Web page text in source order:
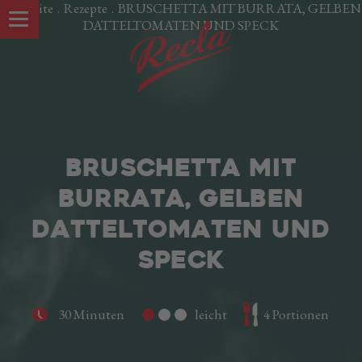
Startseite . Rezepte . BRUSCHETTA MIT BURRATA, GELBEN
DATTELTOMATEN UND SPECK
Südtiroler Speck g.g.A.
BRUSCHETTA MIT
BURRATA, GELBEN
DATTELTOMATEN UND
SPECK
30 Minuten leicht 4 Portionen